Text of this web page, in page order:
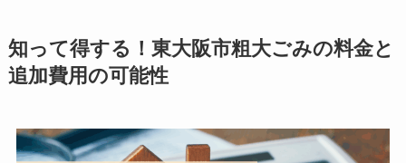
知って得する！東大阪市粗大ごみの料金と
追加費用の可能性